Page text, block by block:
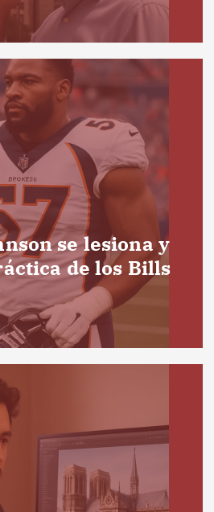
se lesiona y
de los Bills